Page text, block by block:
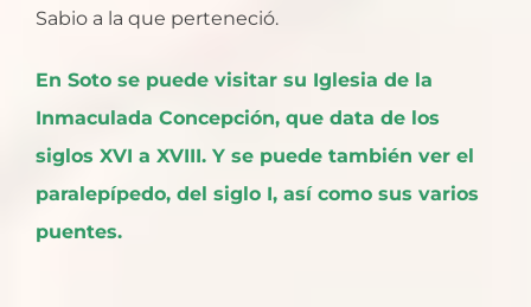
Sabio a la que perteneció.
En Soto se puede visitar su Iglesia de la
Inmaculada Concepción, que data de los
siglos XVI a XVIII. Y se puede también ver el
paralepípedo, del siglo I, así como sus varios
puentes.